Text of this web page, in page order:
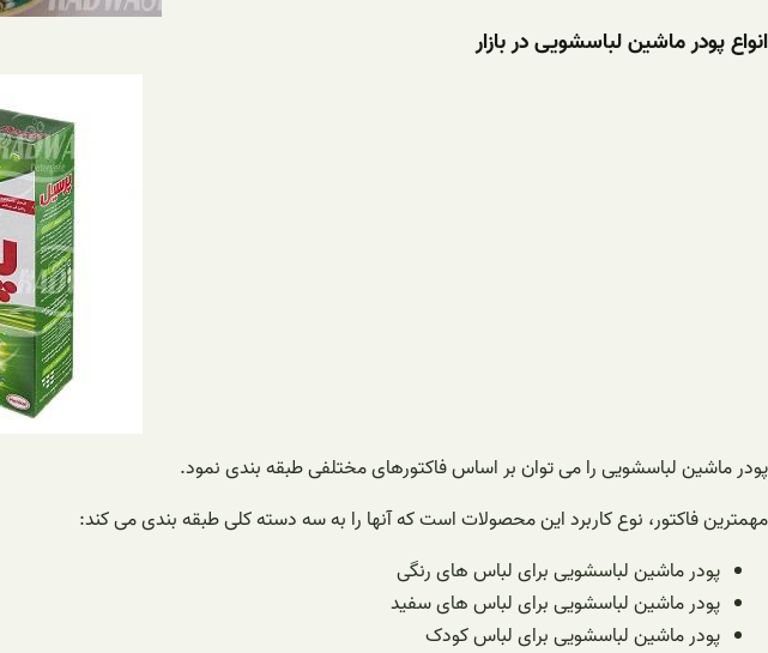
انواع پودر ماشین لباسشویی در بازار
پودر ماشین لباسشویی را می توان بر اساس فاکتورهای مختلفی طبقه بندی نمود.
مهمترین فاکتور، نوع کاربرد این محصولات است که آنها را به سه دسته کلی طبقه بندی می کند:
پودر ماشین لباسشویی برای لباس های رنگی
پودر ماشین لباسشویی برای لباس های سفید
پودر ماشین لباسشویی برای لباس کودک